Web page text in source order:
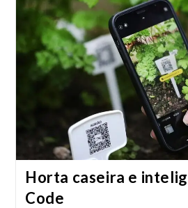
Horta caseira e
Code